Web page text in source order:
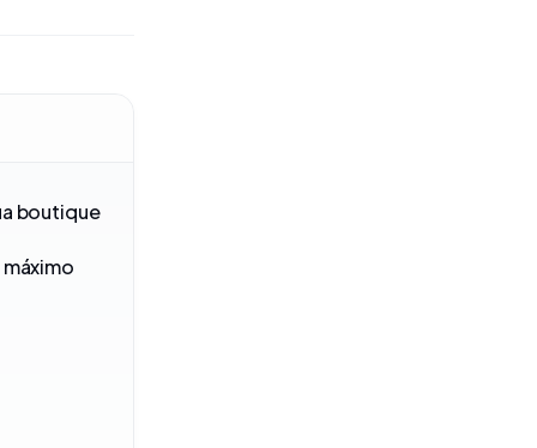
boutique